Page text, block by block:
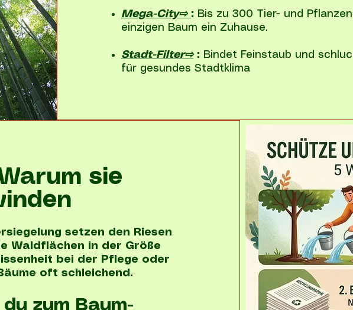
Mega-City⇨ : Bis zu 300 Tier- und
einzigen Baum ein Zuhause.
Stadt-Filter⇨: Bindet Feinstaub und
für gesundes Stadtklima
sie
setzen den Riesen
Waldflächen in der Größe
bei der Pflege oder
oft schleichend.
zum Baum-